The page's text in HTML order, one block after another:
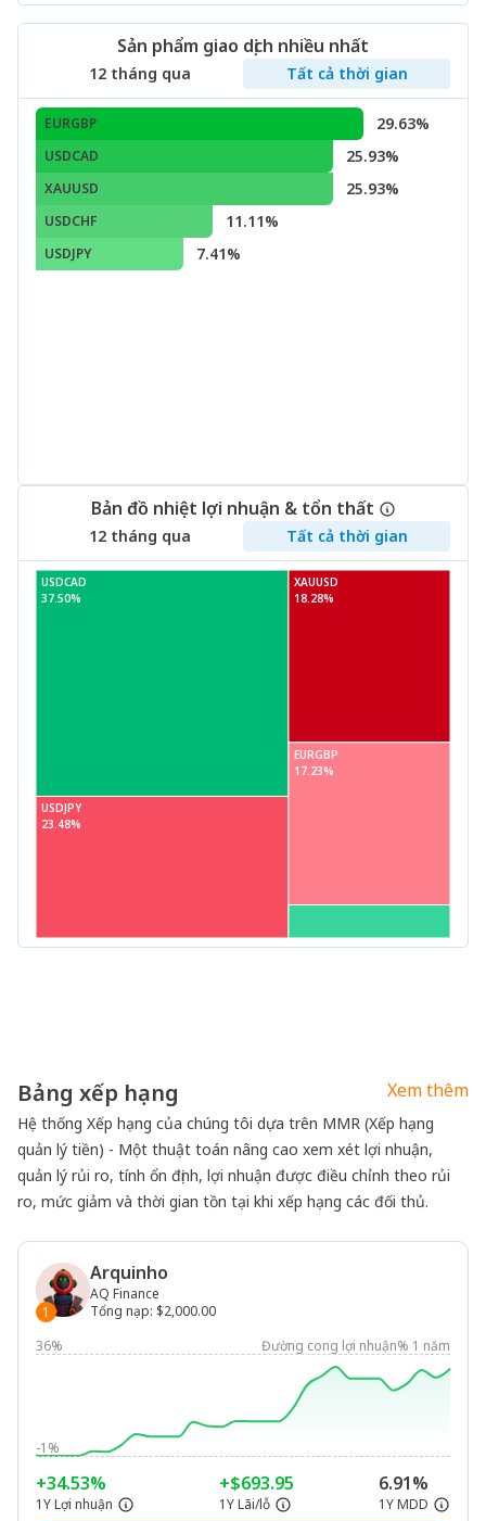
Sản phẩm giao dịch nhiều nhất
12 tháng qua Tất cả thời gian
EURGBP 29.63%
USDCAD 25.93%
XAUUSD 25.93%
USDCHF 11.11%
USDJPY 7.41%
Bản đồ nhiệt lợi nhuận & tổn thất
12 tháng qua Tất cả thời gian
USDCAD
USDJPY
XAUUSD
EURGBP
37.50%
23.48%
18.28%
17.23%
Bảng xếp hạng Xem thêm
Hệ thống Xếp hạng của chúng tôi dựa trên MMR (Xếp hạng
quản lý tiền) - Một thuật toán nâng cao xem xét lợi nhuận,
quản lý rủi ro, tính ổn định, lợi nhuận được điều chỉnh theo rủi
ro, mức giảm và thời gian tồn tại khi xếp hạng các đối thủ.
1
Arquinho
AQ Finance
Tổng nạp: $2,000.00
36%
Đường cong lợi nhuận% 1 năm
-1%
+34.53%
1Y Lợi nhuận
+$693.95
1Y Lãi/lỗ
6.91%
1Y MDD